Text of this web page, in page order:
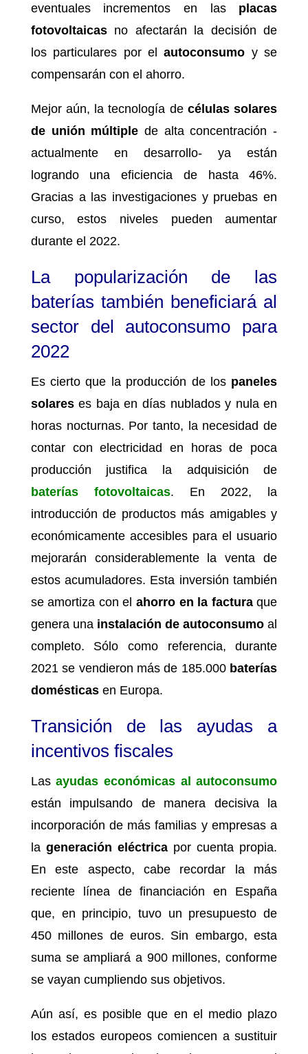
eventuales incrementos en lasplacas
fotovoltaicasno afectarán la decisión de
los particulares por elautoconsumo y se
compensarán con el ahorro.
Mejor aún, la tecnología de células solares
de unión múltiple de alta concentración -
actualmente en desarrollo- ya están
logrando una eficiencia de hasta 46%.
Gracias a las investigaciones y pruebas en
curso, estos niveles pueden aumentar
durante el 2022.
La popularización de las
baterías también beneficiará al
sector del autoconsumo para
2022
Es cierto que la producción de los paneles
solareses baja en días nublados y nula en
horas nocturnas. Por tanto, la necesidad de
contar con electricidad en horas de poca
producción justifica la adquisición de
baterías fotovoltaicas. En 2022, la
introducción de productos más amigables y
económicamente accesibles para el usuario
mejorarán considerablemente la venta de
estos acumuladores. Esta inversión también
se amortiza con el ahorro en la facturaque
genera una instalación de autoconsumo al
completo. Sólo como referencia, durante
2021 se vendieron más de 185.000 baterías
domésticas en Europa.
Transición de las ayudas a
incentivos fiscales
Lasayudas económicas al autoconsumo
están impulsando de manera decisiva la
incorporación de más familias y empresas a
la generación eléctricapor cuenta propia.
En este aspecto, cabe recordar la más
reciente línea de financiación en España
que, en principio, tuvo un presupuesto de
450 millones de euros. Sin embargo, esta
suma se ampliará a 900 millones, conforme
se vayan cumpliendo sus objetivos.
Aún así, es posible que en el medio plazo
los estados europeos comiencen a sustituir